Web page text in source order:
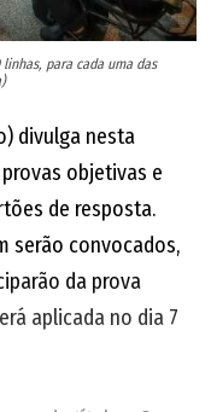
três tipos de
identificados pelos
sob pena de
do edital.
determinou ao MGI
vez, o
para cada uma das
divulga nesta
objetivas e
de resposta.
serão convocados,
da prova
aplicada no dia 7